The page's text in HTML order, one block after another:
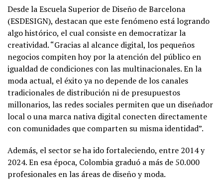
Desde la Escuela Superior de Diseño de Barcelona
(ESDESIGN), destacan que este fenómeno está logrando
algo histórico, el cual consiste en democratizar la
creatividad. “Gracias al alcance digital, los pequeños
negocios compiten hoy por la atención del público en
igualdad de condiciones con las multinacionales. En la
moda actual, el éxito ya no depende de los canales
tradicionales de distribución ni de presupuestos
millonarios, las redes sociales permiten que un diseñador
local o una marca nativa digital conecten directamente
con comunidades que comparten su misma identidad”.
Además, el sector se ha ido fortaleciendo, entre 2014 y
2024. En esa época, Colombia graduó a más de 50.000
profesionales en las áreas de diseño y moda.